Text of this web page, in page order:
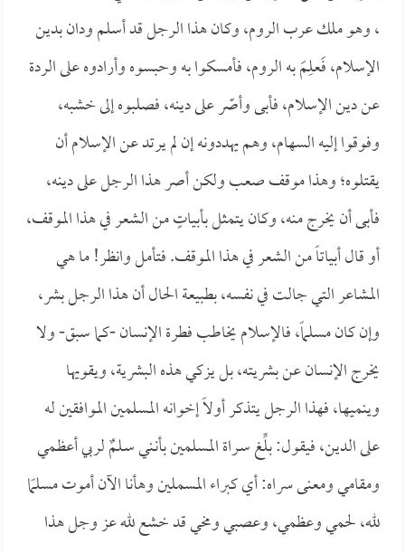
، وهو ملك عرب الروم، وكان هذا الرجل قد أسلم ودان بدين
الإسلام، فَعلِمَ به الروم، فأمسكوا به وحبسوه وأرادوه على الردة
عن دين الإسلام، فأبى وأصّر على دينه، فصلبوه إلى خشبه،
وفوقوا إليه السهام، وهم يهددونه إن لم يرتد عن الإسلام أن
يقتلوه؛ وهذا موقف صعب ولكن أصر هذا الرجل على دينه،
فأبى أن يخرج منه، وكان يتمثل بأبياتٍ من الشعر في هذا الموقف،
أو قال أبياتاً من الشعر في هذا الموقف. فتأمل وانظر! ما هي
المشاعر التي جالت في نفسه، بطبيعة الحال أن هذا الرجل بشر،
وإن كان مسلماً، فالإسلام يخاطب فطرة الإنسان -كما سبق- ولا
يخرج الإنسان عن بشريته، بل يزكي هذه البشرية، ويقويها
وينميها، فهذا الرجل يتذكر أولاً إخوانه المسلمين الموافقين له
على الدين، فيقول:بلِّغ سـراة المسلمين بأنـني سـلمٌ لربي أعظـمي
ومقامي ومعنى سراه: أي كبراء المسملين وهأنا الآن أموت مسلمًا
لله، لحمي وعظمي، وعصبي ومخي قد خشع لله عز وجل هذا